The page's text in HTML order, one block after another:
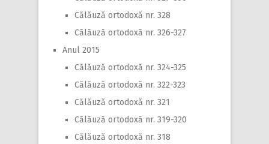
Călăuză ortodoxă nr. 328
Călăuză ortodoxă nr. 326-327
Anul 2015
Călăuză ortodoxă nr. 324-325
Călăuză ortodoxă nr. 322-323
Călăuză ortodoxă nr. 321
Călăuză ortodoxă nr. 319-320
Călăuză ortodoxă nr. 318